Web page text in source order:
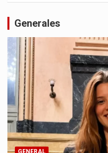
Generales